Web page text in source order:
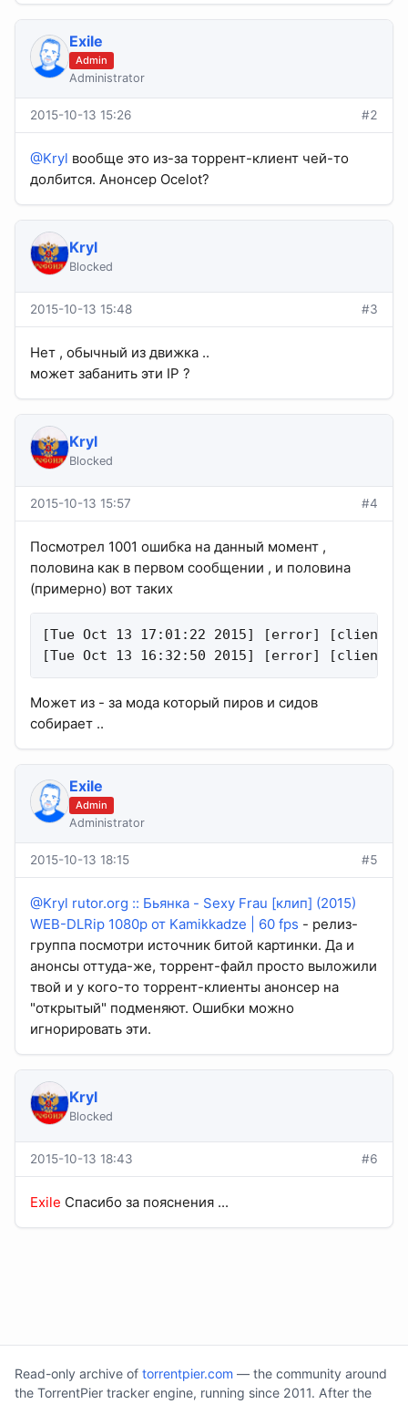
Exile
Admin
Administrator
2015-10-13 15:26 #2
@Kryl вообще это из-за торрент-клиент чей-то
долбится. Анонсер Ocelot?
Kryl
Blocked
2015-10-13 15:48 #3
Нет , обычный из движка ..
может забанить эти IP ?
Kryl
Blocked
2015-10-13 15:57 #4
Посмотрел 1001 ошибка на данный момент ,
половина как в первом сообщении , и половина
(примерно) вот таких
[Tue Oct 13 17:01:22 2015] [error] [client
[Tue Oct 13 16:32:50 2015] [error] [client
Может из - за мода который пиров и сидов
собирает ..
Exile
Admin
Administrator
2015-10-13 18:15 #5
@Kryl rutor.org :: Бьянка - Sexy Frau [клип] (2015)
WEB-DLRip 1080p от Kamikkadze | 60 fps - релиз-
группа посмотри источник битой картинки. Да и
анонсы оттуда-же, торрент-файл просто выложили
твой и у кого-то торрент-клиенты анонсер на
"открытый" подменяют. Ошибки можно
игнорировать эти.
Kryl
Blocked
2015-10-13 18:43 #6
Exile Спасибо за пояснения ...
Read-only archive of torrentpier.com — the community around
the TorrentPier tracker engine, running since 2011. After the